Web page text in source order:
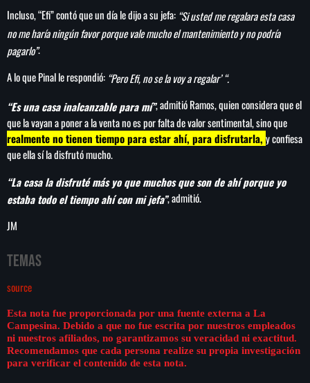
Incluso, “Efi” contó que un día le dijo a su jefa: “Si usted me regalara esta casa
no me haría ningún favor porque vale mucho el mantenimiento y no podría
pagarlo”.
A lo que Pinal le respondió: “Pero Efi, no se la voy a regalar’ “.
“Es una casa inalcanzable para mí”, admitió Ramos, quien considera que el
que la vayan a poner a la venta no es por falta de valor sentimental, sino que
realmente no tienen tiempo para estar ahí, para disfrutarla, y confiesa
que ella sí la disfrutó mucho.
“La casa la disfruté más yo que muchos que son de ahí porque yo
estaba todo el tiempo ahí con mi jefa”, admitió.
JM
Temas
source
Esta nota fue proporcionada por una fuente externa a La
Campesina. Debido a que no fue escrita por nuestros empleados
ni nuestros afiliados, no garantizamos su veracidad ni exactitud.
Recomendamos que cada persona realize su propia investigación
para verificar el contenido de esta nota.